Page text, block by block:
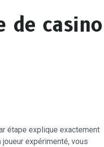
de
étape explique exactement
expérimenté, vous